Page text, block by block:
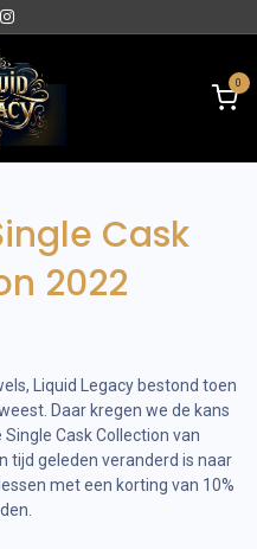
0
Cask
2022
Liquid Legacy bestond toen
Daar kregen we de kans
Cask Collection van
tijd geleden veranderd is naar
met een korting van 10%